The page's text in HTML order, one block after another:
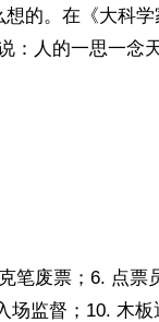
的。在《大科学
：人的一思一念
笔废票；6. 点票
场监督；10. 木板